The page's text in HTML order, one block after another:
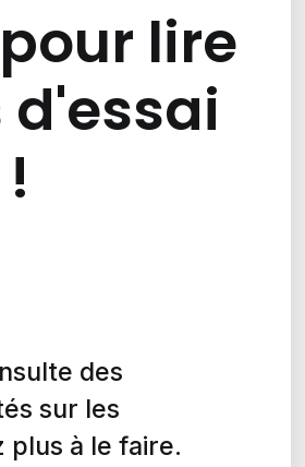
lire
d'essai
des
sur les
à le faire.